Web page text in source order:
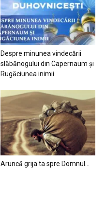
Despre minunea vindecării
slăbănogului din Capernaum și
Rugăciunea inimii
Aruncă grija ta spre Domnul…